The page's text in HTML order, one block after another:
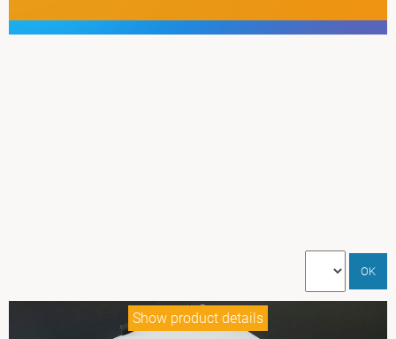
LOREM IPSUM
OK
Show product details